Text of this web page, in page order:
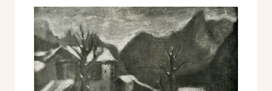
quattro parole francesi che mi servirono a tenere
allegre queste care persone. Le mie condizioni di
salute e d’appetito mi consigliarono il ritorno in
Patria. Una notte d’inverno sbarcai a Milano
pallido, rapato, senza baffi e senza soldi, con una